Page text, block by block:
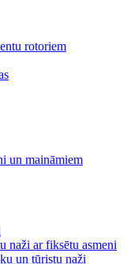
rotoriem
un maināmiem
naži ar fiksētu asmeni
un tūristu naži